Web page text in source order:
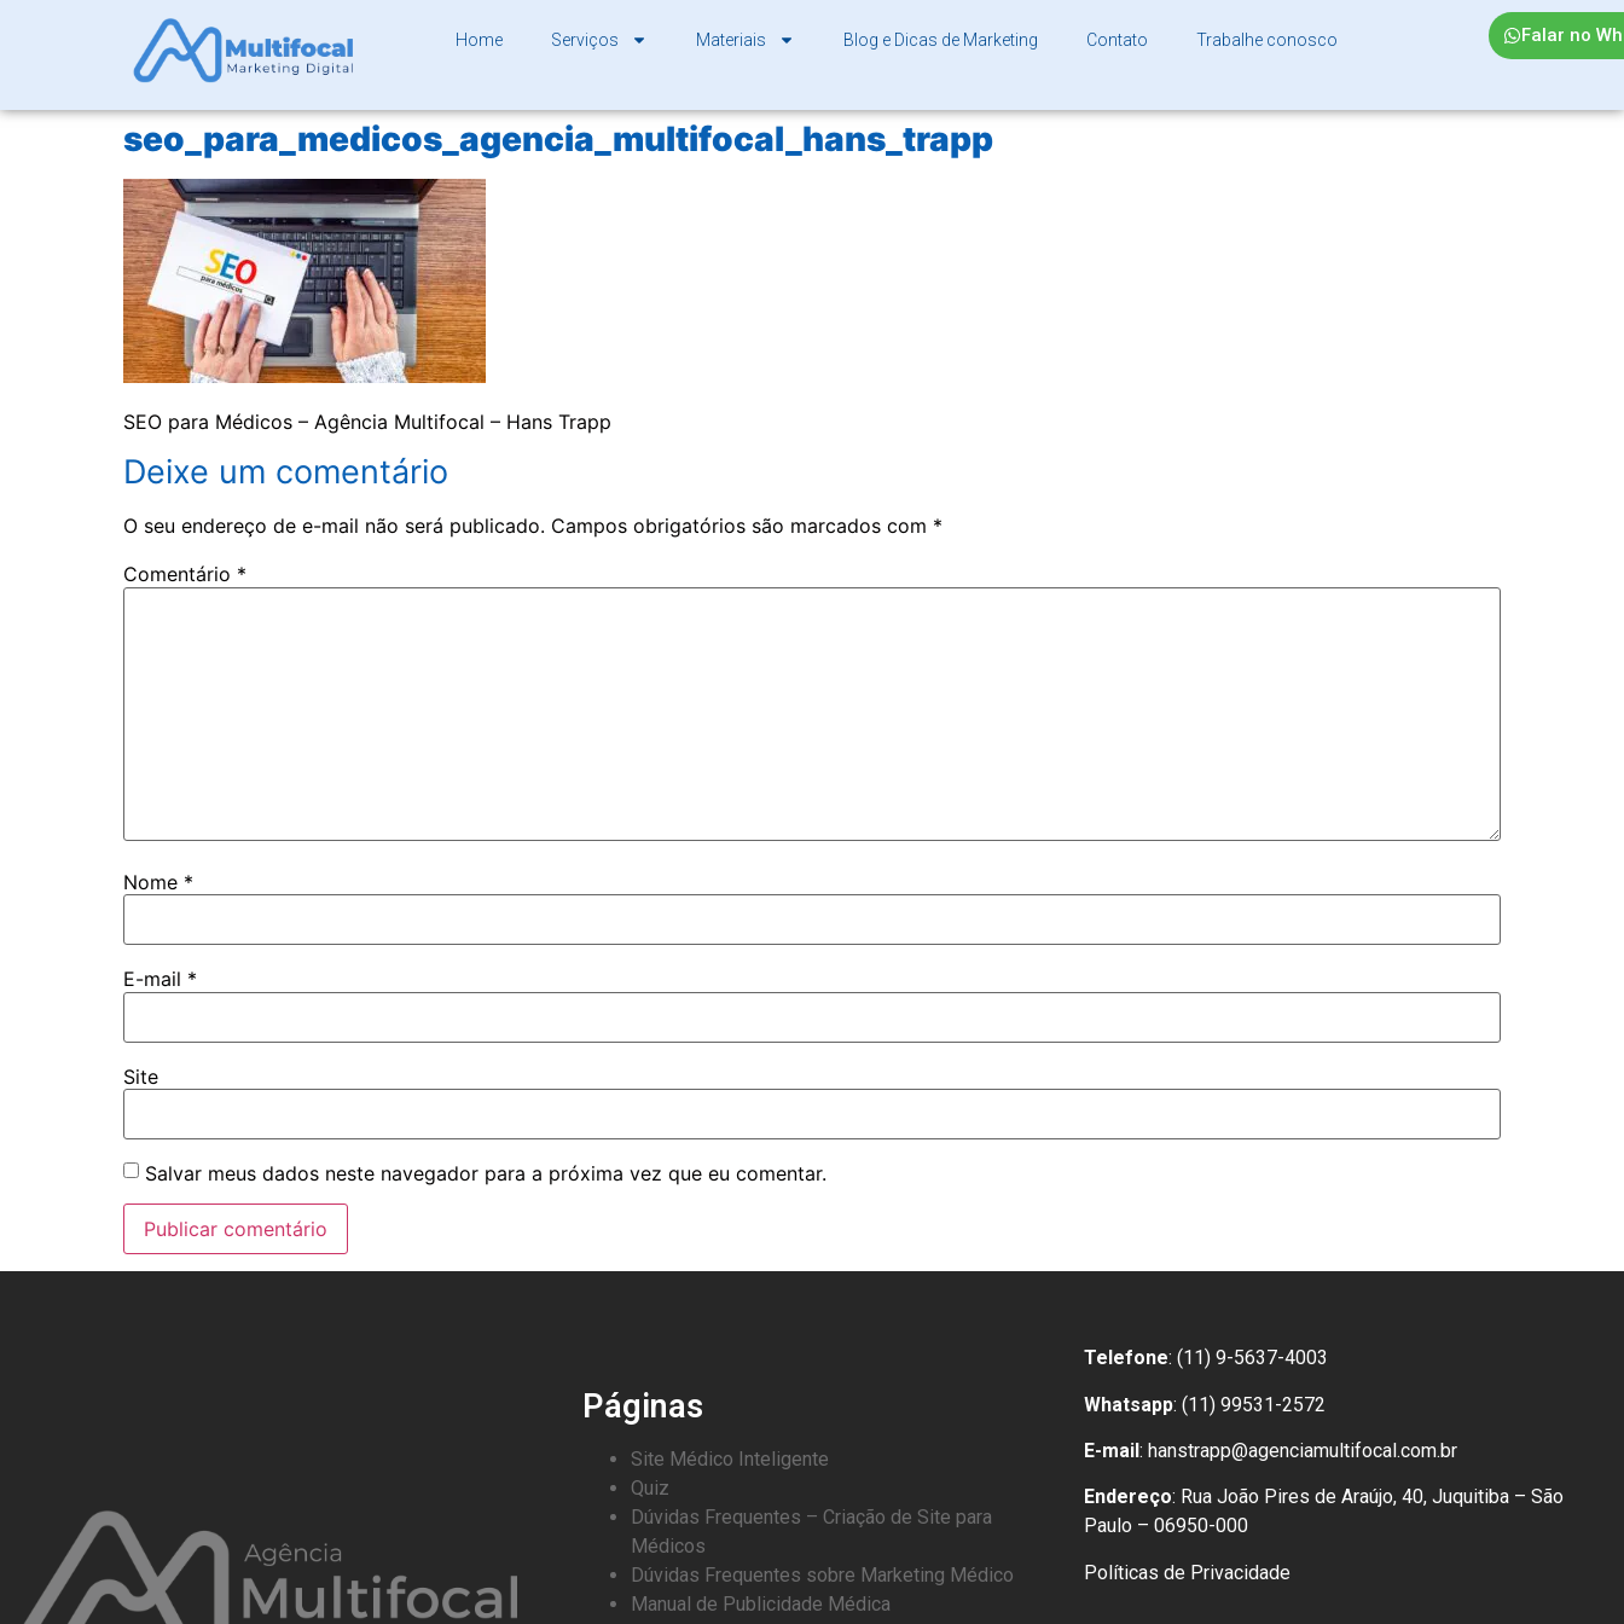
Home Serviços Materiais Blog e Dicas de Marketing Contato Trabalhe conosco Falar no
seo_para_medicos_agencia_multifocal_hans_trapp
SEO para Médicos – Agência Multifocal – Hans Trapp
Deixe um comentário
O seu endereço de e-mail não será publicado. Campos obrigatórios são marcados com *
Comentário *
Nome *
E-mail *
Site
Salvar meus dados neste navegador para a próxima vez que eu comentar.
Páginas
Site Médico Inteligente
Quiz
Dúvidas Frequentes – Criação de Site para
Médicos
Dúvidas Frequentes sobre Marketing Médico
Manual de Publicidade Médica
Telefone: (11) 9-5637-4003
Whatsapp: (11) 99531-2572
E-mail: hanstrapp@agenciamultifocal.com.br
Endereço: Rua João Pires de Araújo, 40, Juquitiba – São
Paulo – 06950-000
Políticas de Privacidade